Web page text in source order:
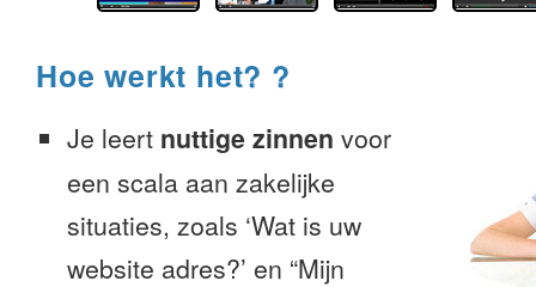
Hoe werkt het? ?
Je leert nuttige zinnen voor
een scala aan zakelijke
situaties, zoals ‘Wat is uw
website adres?’ en “Mijn